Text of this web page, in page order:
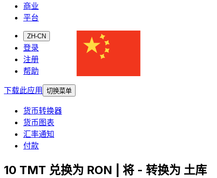
商业
平台
ZH-CN
登录
注册
帮助
下载此应用
切换菜单
货币转换器
货币图表
汇率通知
付款
10 TMT 兑换为 RON | 将 - 转换为 土库